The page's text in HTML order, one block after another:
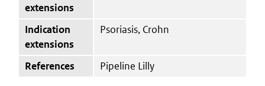
extensions
Indication
extensions
Psoriasis, Crohn
References Pipeline Lilly